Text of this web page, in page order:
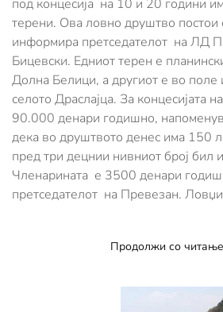
под концесија на 10 и 20 години
терени. Ова ловно друштво
информира претседателот на ЛД
Бицевски. Едниот терен е
Долна Белици, а другиот е во поле
селото Драслајца. За концесијата
90.000 денари годишно,
дека во друштвото денес има 150
пред три децнии нивниот број бил
Членарината е 3500 денари
претседателот на Превезан.
Продолжи со читање